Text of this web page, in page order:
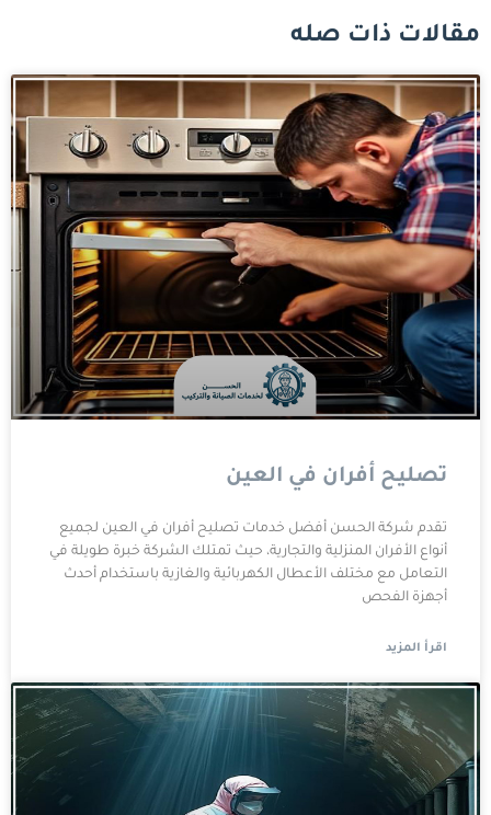
مقالات ذات صله
تصليح أفران في العين
تقدم شركة الحسن أفضل خدمات تصليح أفران في العين لجميع
أنواع الأفران المنزلية والتجارية، حيث تمتلك الشركة خبرة طويلة في
التعامل مع مختلف الأعطال الكهربائية والغازية باستخدام أحدث
أجهزة الفحص
اقرأ المزيد